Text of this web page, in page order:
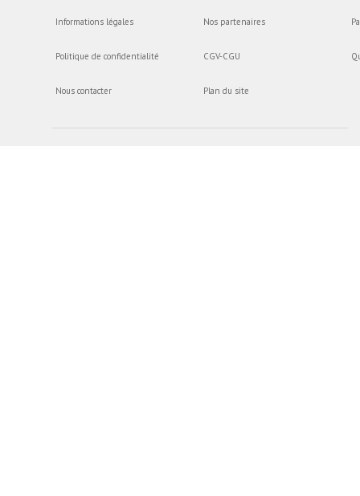
Informations légales
Politique de confidentialité
Nous contacter
Nos partenaires
CGV-CGU
Plan du site